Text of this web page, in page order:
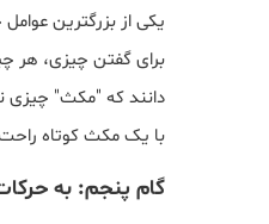
یکی از بزرگترین
برای گفتن چیزی، هر
دانند که "مکث" چیزی
با یک مکث کوتاه
گام پنجم: به